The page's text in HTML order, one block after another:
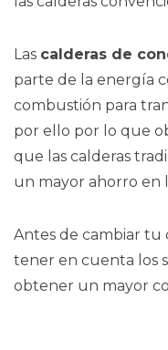
Las calderas de
parte de la energía
combustión para
por ello por lo que
que las calderas
un mayor ahorro en
Antes de cambiar tu
tener en cuenta los
obtener un mayor